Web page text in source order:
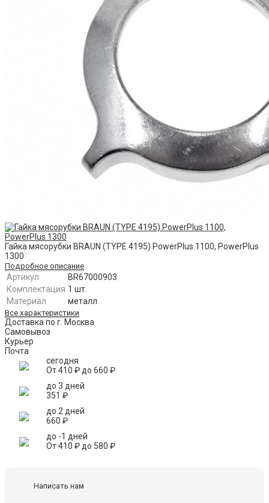
Гайка мясорубки BRAUN (TYPE 4195) PowerPlus 1100, PowerPlus
1300
Подробное описание
Артикул
BR67000903
Комплектация 1 шт.
Материал
металл
Все характеристики
Доставка по г. Москва
Самовывоз
Курьер
Почта
сегодня
От410 ₽до 660 ₽
до 3 дней
351 ₽
до 2 дней
660 ₽
до -1 дней
От410 ₽до 580 ₽
Написать нам